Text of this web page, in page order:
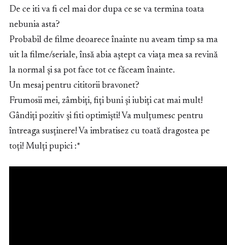
De ce iti va fi cel mai dor dupa ce se va termina toata
nebunia asta?
Probabil de filme deoarece înainte nu aveam timp sa ma
uit la filme/seriale, însă abia aștept ca viața mea sa revină
la normal și sa pot face tot ce făceam înainte.
Un mesaj pentru cititorii bravonet?
Frumosii mei, zâmbiți, fiți buni și iubiți cat mai mult!
Gândiți pozitiv și fiti optimiști! Va mulțumesc pentru
întreaga susținere! Va imbratisez cu toată dragostea pe
toți! Mulți pupici :*